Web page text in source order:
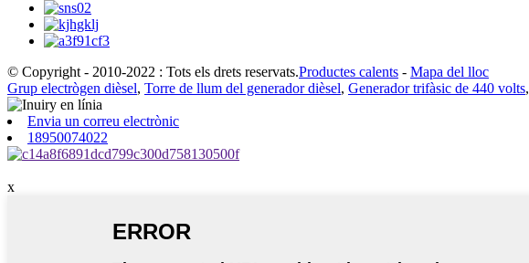
© Copyright - 2010-2022 : Tots els drets reservats.Productes calents - Mapa del lloc
Grup electrògen dièsel, Torre de llum del generador dièsel, Generador trifàsic de 440 volts,
Envia un correu electrònic
18950074022
x